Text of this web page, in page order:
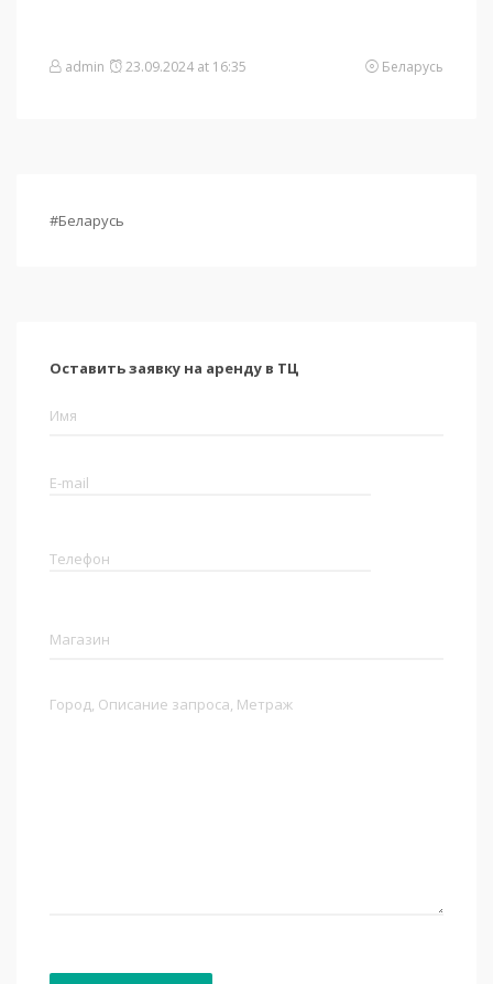
admin 23.09.2024 at 16:35 Беларусь
#Беларусь
Оставить заявку на аренду в ТЦ